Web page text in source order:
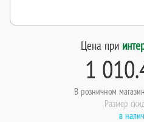
Цена при
1
В розничном
Размер
в